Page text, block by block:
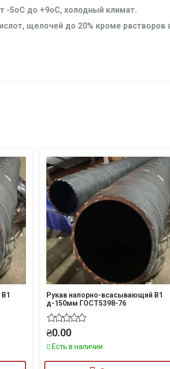
-5оС до +9оС, холодный климат.
щелочей до 20% кроме растворов
Рукав напорно-всасывающий В1
д-150мм ГОСТ5398-76
₴0.00
Есть в наличии